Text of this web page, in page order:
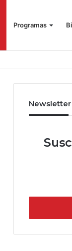
Programas
Newsletter